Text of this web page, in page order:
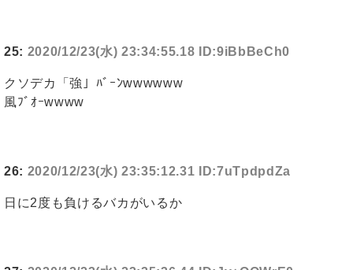
25: 2020/12/23(水) 23:34:55.18 ID:9iBbBeCh0
クソデカ「強」ﾊﾞｰﾝwwwwww
風ﾌﾞｵｰwwww
26: 2020/12/23(水) 23:35:12.31 ID:7uTpdpdZa
日に2度も負けるバカがいるか